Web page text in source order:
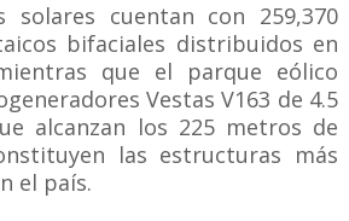
solares cuentan con 259,370
bifaciales distribuidos en
que el parque eólico
Vestas V163 de 4.5
alcanzan los 225 metros de
las estructuras más
el país.